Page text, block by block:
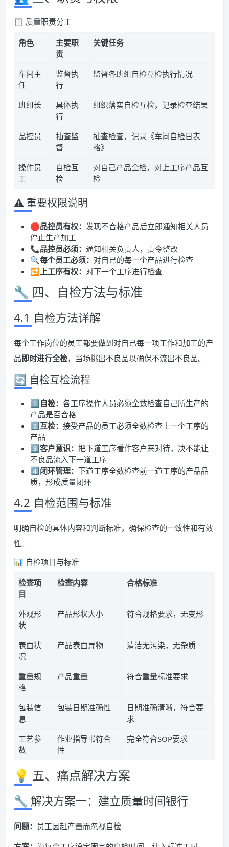
📋 质量职责分工
角色
主要职
责
关键任务
车间主
任
监督执
行
监督各班组自检互检执行情况
班组长
具体执
行
组织落实自检互检，记录检查结果
品控员
抽查监
督
抽查检查，记录《车间自检日表
格》
操作员
工
自检互
检
对自己产品全检，对上工序产品互
检
⚠️ 重要权限说明
🛑品控员有权： 发现不合格产品后立即通知相关人员
停止生产加工
📞品控员必须： 通知相关负责人，责令整改
🔍每个员工必须： 对自己的每一个产品进行检查
🔁上工序有权： 对下一个工序进行检查
🔧 四、自检方法与标准
4.1 自检方法详解
每个工作岗位的员工都要做到对自己每一项工作和加工的产
品即时进行全检，当场挑出不良品以确保不流出不良品。
🔄 自检互检流程
1️⃣ 自检： 各工序操作人员必须全数检查自己所生产的
产品是否合格
2️⃣互检： 接受产品的员工必须全数检查上一个工序的
产品
3️⃣客户意识： 把下道工序看作客户来对待，决不能让
不良品流入下一道工序
4️⃣闭环管理： 下道工序全数检查前一道工序的产品品
质，形成质量闭环
4.2 自检范围与标准
明确自检的具体内容和判断标准，确保检查的一致性和有效
性。
📊 自检项目与标准
检查项
目
检查内容 合格标准
外观形
状
产品形状大小 符合规格要求，无变形
表面状
况
产品表面异物 清洁无污染，无杂质
重量规
格
产品重量 符合重量标准要求
包装信
息
包装日期准确性
日期准确清晰，符合要
求
工艺参
数
作业指导书符合
性
完全符合SOP要求
💡 五、痛点解决方案
🔧 解决方案一：建立质量时间银行
问题： 员工因赶产量而忽视自检